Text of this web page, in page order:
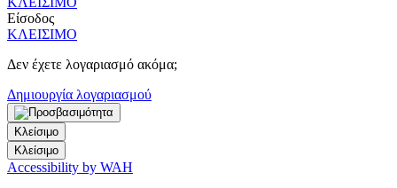
Είσοδος
ΚΛΕΙΣΙΜΟ
Δεν έχετε λογαριασμό ακόμα;
Δημιουργία λογαριασμού
Κλείσιμο
Κλείσιμο
Accessibility by WAH